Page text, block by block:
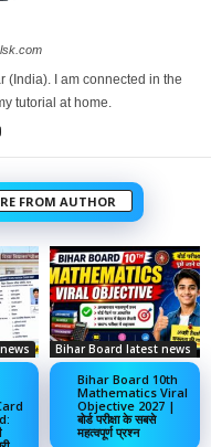
(India). I am connected in the
tutorial at home.
FROM AUTHOR
Bihar Board latest news
Bihar Board 10th
Mathematics Viral
Objective 2027 |
बोर्ड परीक्षा के सबसे
महत्वपूर्ण प्रश्न